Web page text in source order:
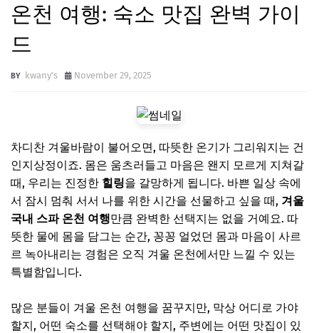
온천 여행: 숙소 맛집 완벽 가이
드
kwany's November 29, 2025
차디찬 겨울바람이 불어오면, 따뜻한 온기가 그리워지는 건
인지상정이죠. 몸은 움츠러들고 마음은 왠지 모르게 지쳐갈
때, 우리는 진정한 힐링을 갈망하게 됩니다. 바쁜 일상 속에
서 잠시 멈춰 서서 나를 위한 시간을 선물하고 싶을 때, 겨울
국내 스파 온천 여행만큼 완벽한 선택지는 없을 거예요. 따
뜻한 물에 몸을 담그는 순간, 꽁꽁 얼었던 몸과 마음이 사르
르 녹아내리는 경험은 오직 겨울 온천에서만 느낄 수 있는
특별함입니다.
많은 분들이 겨울 온천 여행을 꿈꾸지만, 막상 어디로 가야
할지, 어떤 숙소를 선택해야 할지, 주변에는 어떤 맛집이 있